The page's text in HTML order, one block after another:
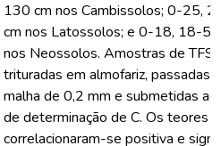
130 cm nos Cambissolos; 0-25,
cm nos Latossolos; e 0-18, 18-
nos Neossolos. Amostras de
trituradas em almofariz, passadas
malha de 0,2 mm e submetidas
de determinação de C. Os teores
correlacionaram-se positiva e